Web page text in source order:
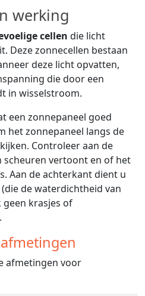
werking
cellen die licht
Deze zonnecellen bestaan
deze licht opvatten,
die door een
in wisselstroom.
een zonnepaneel goed
het zonnepaneel langs de
Controleer aan de
vertoont en of het
Aan de achterkant dient u
de waterdichtheid van
krasjes of
afmetingen voor